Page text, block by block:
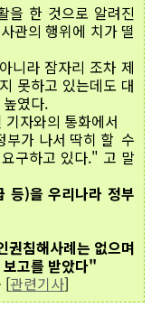
을 한 것으로 알려진
관의 행위에 치가 떨
니라 잠자리 조차 제
못하고 있는데도 대
였다.
자와의 통화에서
부가 나서 딱히 할 수
구하고 있다." 고 말
등)을 우리나라 정부
권침해사례는 없으며
고를 받았다"
[관련기사]